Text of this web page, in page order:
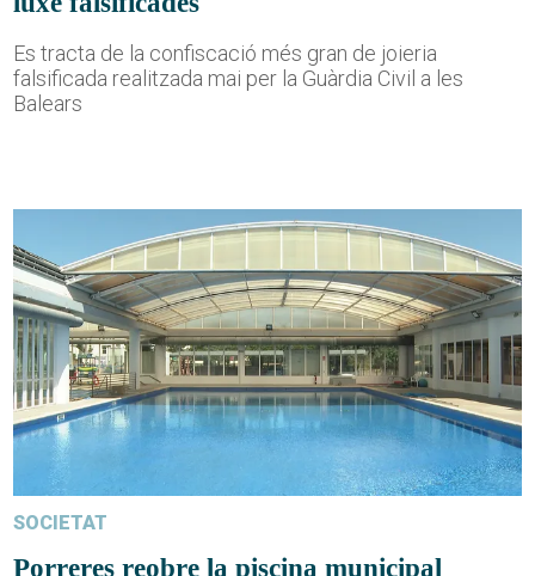
Es tracta de la confiscació més gran de joieria
falsificada realitzada mai per la Guàrdia Civil a les
Balears
SOCIETAT
Porreres reobre la piscina municipal